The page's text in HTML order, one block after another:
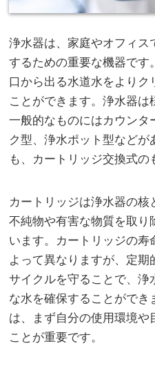
浄水器は、家庭やオフィ
するための重要な機器です
口から出る水道水をより
ことができます。浄水器は
一般的なものにはカウンタ
ク型、浄水ポット型など
も、カートリッジ交換式の
カートリッジは浄水器の
不純物や有害な物質を取り
います。カートリッジの寿
よって異なりますが、定
サイクルを守ることで、浄
な水を確保することができ
は、まず自分の使用環境や
ことが重要です。